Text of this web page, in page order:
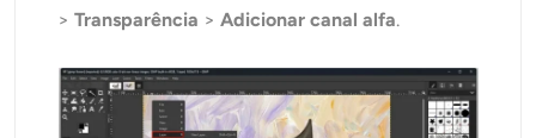
>Transparência >Adicionar canal alfa.